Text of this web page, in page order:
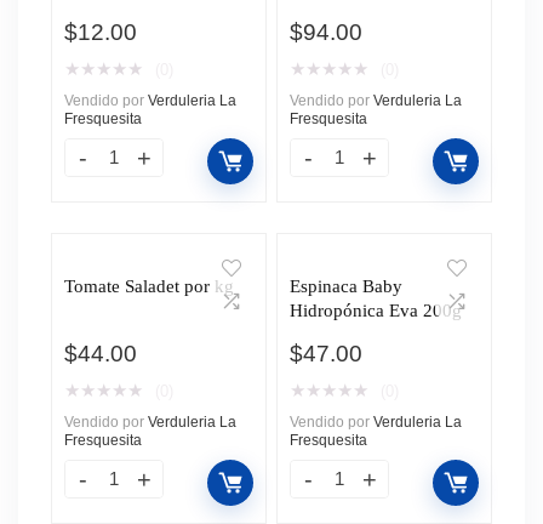
$12.00
★ ★ ★ ★ ★
Vendido por Verduleria La
Fresquesita
$94.00
★ ★ ★ ★ ★
Vendido por Verduleria La
Fresquesita
Tomate Saladet por kg
$44.00
★ ★ ★ ★ ★
Vendido por Verduleria La
Fresquesita
Espinaca Baby
Hidropónica Eva 200g
$47.00
★ ★ ★ ★ ★
Vendido por Verduleria La
Fresquesita